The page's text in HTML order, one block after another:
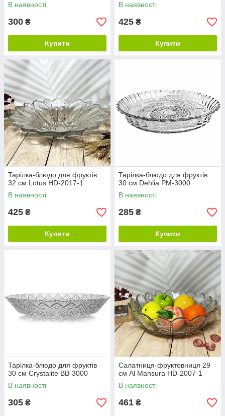
В наявності
300 ₴
Купити
В наявності
425 ₴
Купити
Тарілка-блюдо для фруктів
32 см Lotus HD-2017-1
В наявності
425 ₴
Купити
Тарілка-блюдо для фруктів
30 см Dehlia РM-3000
В наявності
285 ₴
Купити
Тарілка-блюдо для фруктів
30 см Crystalite BB-3000
В наявності
305 ₴
Салатниця-фруктовниця 29
см Al Mansura HD-2007-1
В наявності
461 ₴